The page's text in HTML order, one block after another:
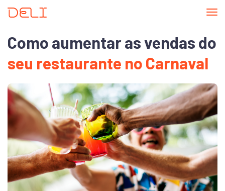
Como aumentar as vendas do
seu restaurante no Carnaval